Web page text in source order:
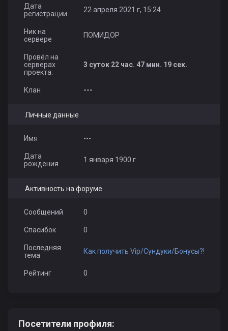
Дата
регистрации
22 апреля 2021 г, 15:24
Ник на
сервере
ПОМИДОР
Провёл на
серверах
проекта:
3 суток 22 час. 47 мин. 19 сек.
Клан ---
Личные данные
Имя ---
Дата
рождения
1 января 1900 г
Активность на форуме
Сообщений 0
Спасибок 0
Последняя
тема
Как получить Vip/Сундуки/Бонусы?!
Рейтинг 0
Посетители профиля: